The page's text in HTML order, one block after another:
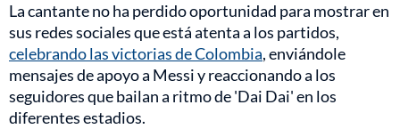
La cantante no ha perdido oportunidad para mostrar en
sus redes sociales que está atenta a los partidos,
celebrando las victorias de Colombia, enviándole
mensajes de apoyo a Messi y reaccionando a los
seguidores que bailan a ritmo de 'Dai Dai' en los
diferentes estadios.